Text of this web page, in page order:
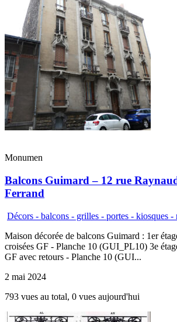
Monumen
Balcons Guimard – 12 rue
Ferrand
Décors - balcons - grilles - portes - kiosques -
Maison décorée de balcons Guimard : 1er
croisées GF - Planche 10 (GUI_PL10) 3e
GF avec retours - Planche 10 (GUI...
2 mai 2024
793 vues au total, 0 vues aujourd'hui